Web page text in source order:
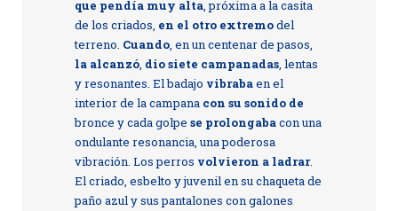
que pendía muy alta, próxima a la casita
de los criados, en el otro extremodel
terreno. Cuando, en un centenar de pasos,
la alcanzó, dio siete campanadas, lentas
y resonantes. El badajo vibrabaen el
interior de la campana con su sonido de
bronce y cada golpe se prolongabacon una
ondulante resonancia, una poderosa
vibración. Los perros volvieron a ladrar.
El criado, esbelto y juvenil en su chaqueta de
paño azul y sus pantalones con galones